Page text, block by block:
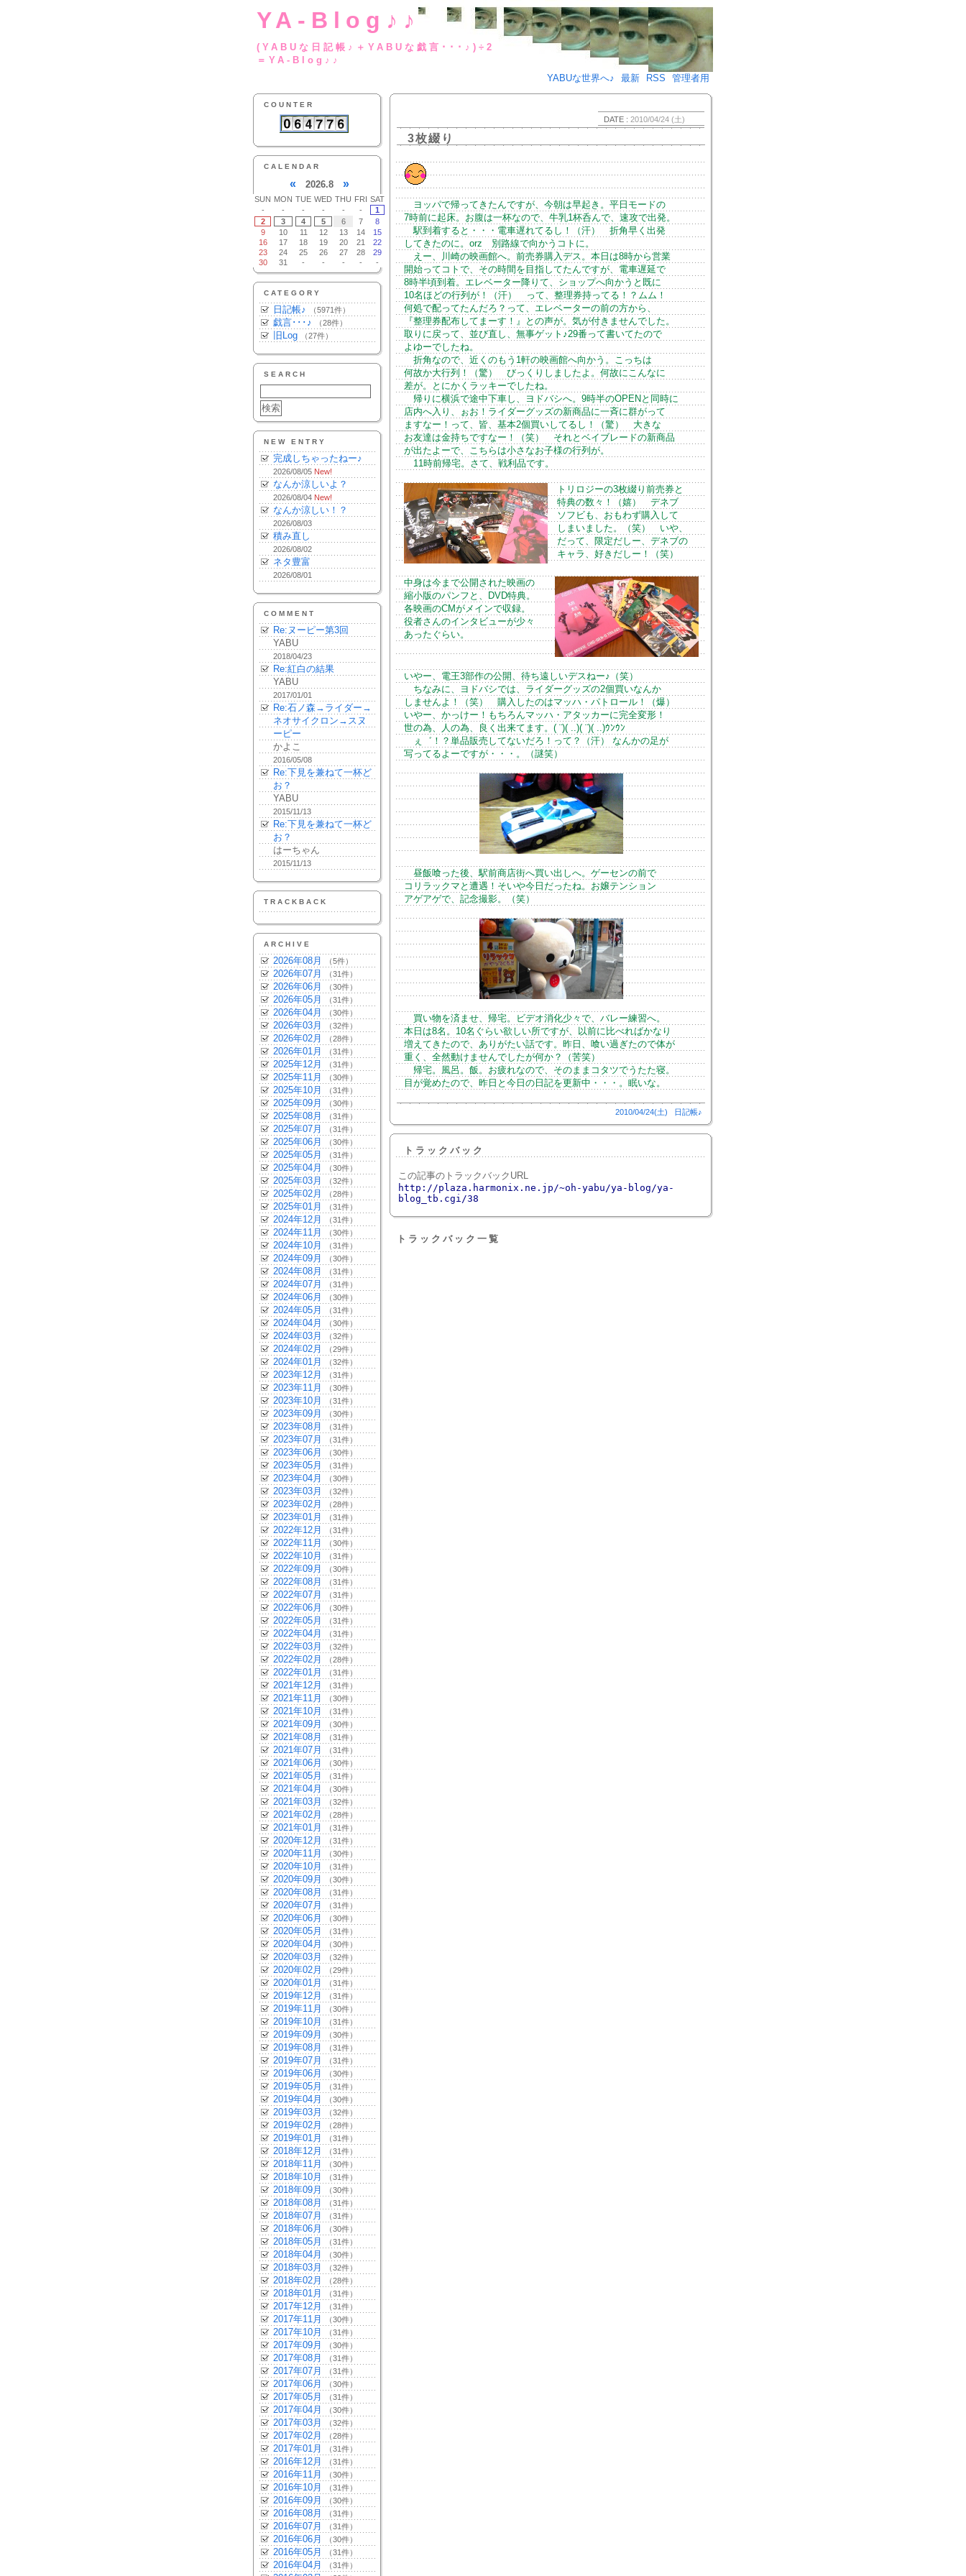
YA-Blog♪♪
(YABUな日記帳♪＋YABUな戯言･･･♪)÷2
＝YA-Blog♪♪
YABUな世界へ♪
最新 RSS 管理者用
COUNTER
CALENDAR
« 2026.8 »
SUN MON TUE WED THU FRI SAT
-
- - - - -
1
2
3 4 5 6 7
8
9
10 11 12 13 14
15
16
17 18 19 20 21
22
23
24 25 26 27 28
29
30
31 - - - - -
CATEGORY
日記帳♪ （5971件）
戯言･･･♪ （28件）
旧Log （27件）
SEARCH
NEW ENTRY
完成しちゃったねー♪
2026/08/05 New!
なんか涼しいよ？
2026/08/04 New!
なんか涼しい！？
2026/08/03
積み直し
2026/08/02
ネタ豊富
2026/08/01
COMMENT
Re:ヌーピー第3回
YABU
2018/04/23
Re:紅白の結果
YABU
2017/01/01
Re:石ノ森→ライダー→
ネオサイクロン→スヌ
ーピー
かよこ
2016/05/08
Re:下見を兼ねて一杯ど
お？
YABU
2015/11/13
Re:下見を兼ねて一杯ど
お？
はーちゃん
2015/11/13
TRACKBACK
ARCHIVE
2026年08月 （5件）
2026年07月 （31件）
2026年06月 （30件）
2026年05月 （31件）
2026年04月 （30件）
2026年03月 （32件）
2026年02月 （28件）
2026年01月 （31件）
2025年12月 （31件）
2025年11月 （30件）
2025年10月 （31件）
2025年09月 （30件）
2025年08月 （31件）
2025年07月 （31件）
2025年06月 （30件）
2025年05月 （31件）
2025年04月 （30件）
2025年03月 （32件）
2025年02月 （28件）
2025年01月 （31件）
2024年12月 （31件）
2024年11月 （30件）
2024年10月 （31件）
2024年09月 （30件）
2024年08月 （31件）
2024年07月 （31件）
2024年06月 （30件）
2024年05月 （31件）
2024年04月 （30件）
2024年03月 （32件）
2024年02月 （29件）
2024年01月 （32件）
2023年12月 （31件）
2023年11月 （30件）
2023年10月 （31件）
2023年09月 （30件）
2023年08月 （31件）
2023年07月 （31件）
2023年06月 （30件）
2023年05月 （31件）
2023年04月 （30件）
2023年03月 （32件）
2023年02月 （28件）
2023年01月 （31件）
2022年12月 （31件）
2022年11月 （30件）
2022年10月 （31件）
2022年09月 （30件）
2022年08月 （31件）
2022年07月 （31件）
2022年06月 （30件）
2022年05月 （31件）
2022年04月 （31件）
2022年03月 （32件）
2022年02月 （28件）
2022年01月 （31件）
2021年12月 （31件）
2021年11月 （30件）
2021年10月 （31件）
2021年09月 （30件）
2021年08月 （31件）
2021年07月 （31件）
2021年06月 （30件）
2021年05月 （31件）
2021年04月 （30件）
2021年03月 （32件）
2021年02月 （28件）
2021年01月 （31件）
2020年12月 （31件）
2020年11月 （30件）
2020年10月 （31件）
2020年09月 （30件）
2020年08月 （31件）
2020年07月 （31件）
2020年06月 （30件）
2020年05月 （31件）
2020年04月 （30件）
2020年03月 （32件）
2020年02月 （29件）
2020年01月 （31件）
2019年12月 （31件）
2019年11月 （30件）
2019年10月 （31件）
2019年09月 （30件）
2019年08月 （31件）
2019年07月 （31件）
2019年06月 （30件）
2019年05月 （31件）
2019年04月 （30件）
2019年03月 （32件）
2019年02月 （28件）
2019年01月 （31件）
2018年12月 （31件）
2018年11月 （30件）
2018年10月 （31件）
2018年09月 （30件）
2018年08月 （31件）
2018年07月 （31件）
2018年06月 （30件）
2018年05月 （31件）
2018年04月 （30件）
2018年03月 （32件）
2018年02月 （28件）
2018年01月 （31件）
2017年12月 （31件）
2017年11月 （30件）
2017年10月 （31件）
2017年09月 （30件）
2017年08月 （31件）
2017年07月 （31件）
2017年06月 （30件）
2017年05月 （31件）
2017年04月 （30件）
2017年03月 （32件）
2017年02月 （28件）
2017年01月 （31件）
2016年12月 （31件）
2016年11月 （30件）
2016年10月 （31件）
2016年09月 （30件）
2016年08月 （31件）
2016年07月 （31件）
2016年06月 （30件）
2016年05月 （31件）
2016年04月 （31件）
DATE : 2010/04/24 (土)
3枚綴り
ヨッパで帰ってきたんですが、今朝は早起き。平日モードの
7時前に起床。お腹は一杯なので、牛乳1杯呑んで、速攻で出発。
駅到着すると・・・電車遅れてるし！（汗） 折角早く出発
してきたのに。orz 別路線で向かうコトに。
えー、川崎の映画館へ。前売券購入デス。本日は8時から営業
開始ってコトで、その時間を目指してたんですが、電車遅延で
8時半頃到着。エレベーター降りて、ショップへ向かうと既に
10名ほどの行列が！（汗） って、整理券持ってる！？ムム！
何処で配ってたんだろ？って、エレベーターの前の方から、
『整理券配布してまーす！』との声が。気が付きませんでした。
取りに戻って、並び直し、無事ゲット♪29番って書いてたので
よゆーでしたね。
折角なので、近くのもう1軒の映画館へ向かう。こっちは
何故か大行列！（驚） びっくりしましたよ。何故にこんなに
差が。とにかくラッキーでしたね。
帰りに横浜で途中下車し、ヨドバシへ。9時半のOPENと同時に
店内へ入り、ぉお！ライダーグッズの新商品に一斉に群がって
ますなー！って、皆、基本2個買いしてるし！（驚） 大きな
お友達は金持ちですなー！（笑） それとベイブレードの新商品
が出たよーで、こちらは小さなお子様の行列が。
11時前帰宅。さて、戦利品です。
トリロジーの3枚綴り前売券と
特典の数々！（嬉） デネブ
ソフビも、おもわず購入して
しまいました。（笑） いや、
だって、限定だしー、デネブの
キャラ、好きだしー！（笑）
中身は今まで公開された映画の
縮小版のパンフと、DVD特典。
各映画のCMがメインで収録。
役者さんのインタビューが少々
あったぐらい。
いやー、電王3部作の公開、待ち遠しいデスねー♪（笑）
ちなみに、ヨドバシでは、ライダーグッズの2個買いなんか
しませんよ！（笑） 購入したのはマッハ・パトロール！（爆）
いやー、かっけー！もちろんマッハ・アタッカーに完全変形！
世の為、人の為、良く出来てます。( ¨)( ..)( ¨)( ..)ｳﾝｳﾝ
ぇ゛！？単品販売してないだろ！って？（汗） なんかの足が
写ってるよーですが・・・。（謎笑）
昼飯喰った後、駅前商店街へ買い出しへ。ゲーセンの前で
コリラックマと遭遇！そいや今日だったね。お嬢テンション
アゲアゲで、記念撮影。（笑）
買い物を済ませ、帰宅。ビデオ消化少々で、バレー練習へ。
本日は8名。10名ぐらい欲しい所ですが、以前に比べればかなり
増えてきたので、ありがたい話です。昨日、喰い過ぎたので体が
重く、全然動けませんでしたが何か？（苦笑）
帰宅。風呂。飯。お疲れなので、そのままコタツでうたた寝。
目が覚めたので、昨日と今日の日記を更新中・・・。眠いな。
2010/04/24(土) 日記帳♪
トラックバック
この記事のトラックバックURL
http://plaza.harmonix.ne.jp/~oh-yabu/ya-blog/ya-
blog_tb.cgi/38
トラックバック一覧